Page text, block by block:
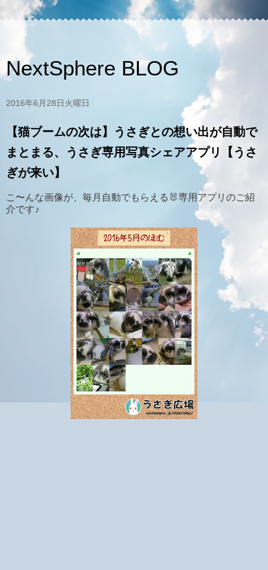
NextSphere BLOG
2016年6月28日火曜日
【猫ブームの次は】うさぎとの想い出が自動で
まとまる、うさぎ専用写真シェアアプリ【うさ
ぎが来い】
こ〜んな画像が、毎月自動でもらえる🐰専用アプリのご紹
介です♪